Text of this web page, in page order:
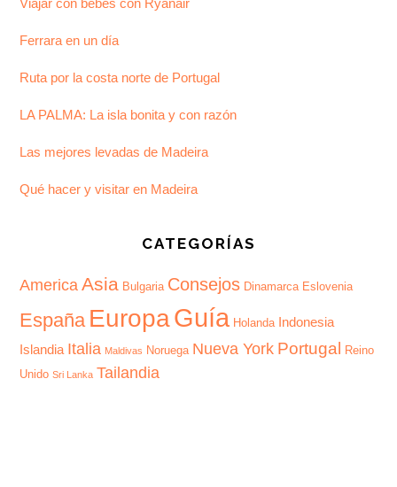
Viajar con bebés con Ryanair
Ferrara en un día
Ruta por la costa norte de Portugal
LA PALMA: La isla bonita y con razón
Las mejores levadas de Madeira
Qué hacer y visitar en Madeira
CATEGORÍAS
America Asia Bulgaria Consejos Dinamarca Eslovenia
España EuropaGuía Holanda Indonesia
Islandia Italia Maldivas Noruega Nueva York Portugal
Reino
Unido Sri Lanka Tailandia